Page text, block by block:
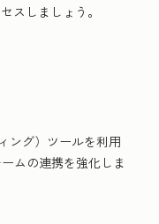
スしましょう。
ング）ツールを利用
ムの連携を強化しま